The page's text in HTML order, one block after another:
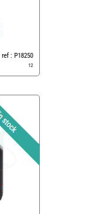
ref : P18250
12